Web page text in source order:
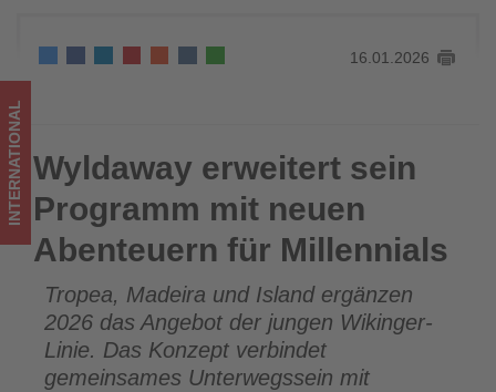
Millennials
-
Wissen,
was
im
Tourismus
los
ist!
16.01.2026
Wyldaway erweitert sein Programm mit neuen Abenteuern
für Millennials
INTERNATIONAL Wyldaway erweitert sein
Programm mit neuen
Abenteuern für Millennials
Tropea, Madeira und Island ergänzen
2026 das Angebot der jungen Wikinger-
Linie. Das Konzept verbindet
gemeinsames Unterwegssein mit